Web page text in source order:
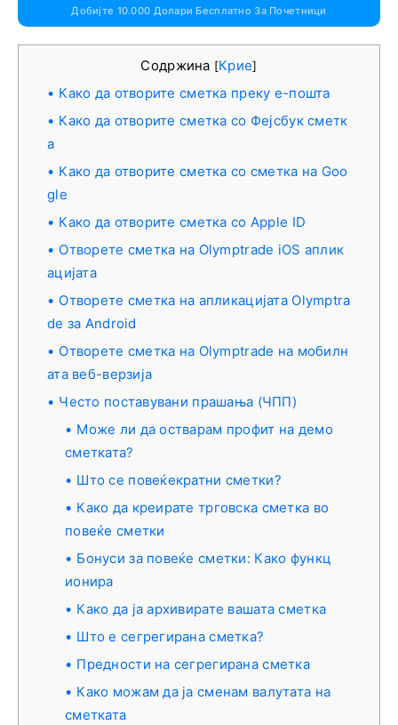
Добијте 10.000 Долари Бесплатно За Почетници
Содржина [Крие]
Како да отворите сметка преку е-пошта
Како да отворите сметка со Фејсбук сметк
а
Како да отворите сметка со сметка на Goo
gle
Како да отворите сметка со Apple ID
Отворете сметка на Olymptrade iOS аплик
ацијата
Отворете сметка на апликацијата Olymptra
de за Android
Отворете сметка на Olymptrade на мобилн
ата веб-верзија
Често поставувани прашања (ЧПП)
Може ли да остварам профит на демо
сметката?
Што се повеќекратни сметки?
Како да креирате трговска сметка во
повеќе сметки
Бонуси за повеќе сметки: Како функц
ионира
Како да ја архивирате вашата сметка
Што е сегрегирана сметка?
Предности на сегрегирана сметка
Како можам да ја сменам валутата на
сметката